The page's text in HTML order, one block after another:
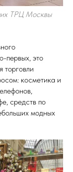
ТРЦ Москвы
первых, это
торговли
косметика и
средств по
модных